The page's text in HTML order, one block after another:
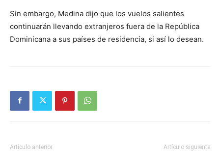
Sin embargo, Medina dijo que los vuelos salientes
continuarán llevando extranjeros fuera de la República
Dominicana a sus países de residencia, si así lo desean.
Artículo anterior Artículo siguiente